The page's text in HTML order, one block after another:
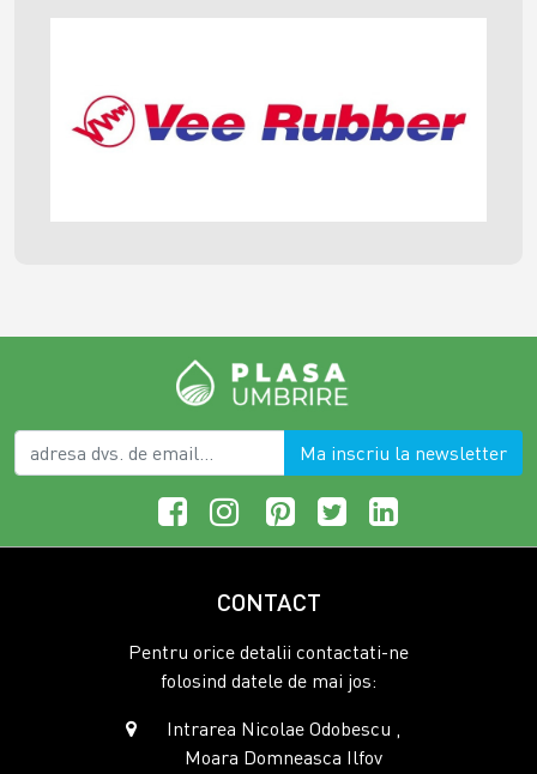
Ma inscriu la newsletter
CONTACT
Pentru orice detalii contactati-ne
folosind datele de mai jos:
Intrarea Nicolae Odobescu ,
Moara Domneasca Ilfov